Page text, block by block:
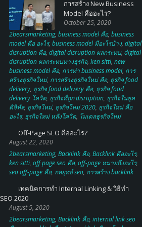
การสร้าง New Business
Model คืออะไร?
October 25, 2020
2bearsmarketing, business model คือ, business
model คือ อะไร, business model มีอะไรบ้าง, digital
disruption คือ, digital disruption ผลกระทบ, digital
disruption ผลกระทบทางธุรกิจ, ken sitti, new
business model คือ, การทำ business model, การ
สร้างธุรกิจใหม่, การสร้างธุรกิจใหม่ คือ, ธุรกิจ food
delivery, ธุรกิจ food delivery คือ, ธุรกิจ food
delivery โควิด, ธุรกิจที่ถูก disruption, ธุรกิจในยุค
ดิจิทัล, ธุรกิจใหม่, ธุรกิจใหม่ 2020, ธุรกิจใหม่ คือ
อะไร, ธุรกิจใหม่ หลังโควิด, โมเดลธุรกิจใหม่
Off-Page SEO คืออะไร?
August 22, 2020
2bearsmarketing, Backlink คือ, Backlink คืออะไร,
ken sitti, off page seo คือ, off-page หมายถึงอะไร,
seo off-page คือ, กลยุทธ์ seo, การสร้าง backlink
เทคนิคการทำ Internal Linking & วิธีทำ
SEO 2020
August 5, 2020
2bearsmarketing, Backlink คือ, internal link seo